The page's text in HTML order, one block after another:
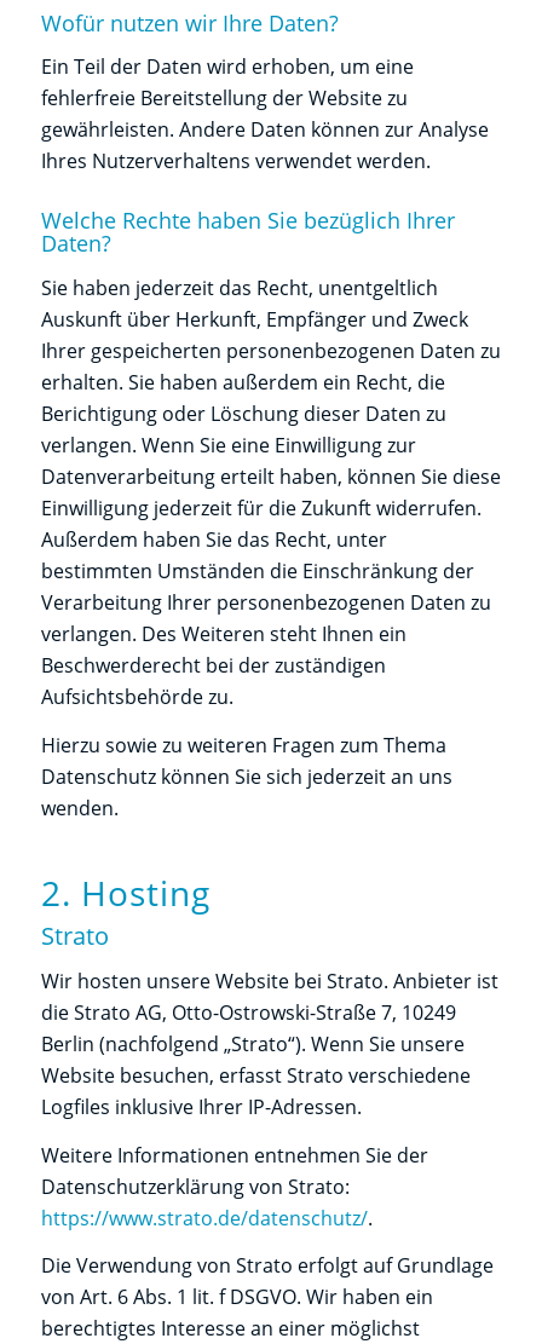
Wofür nutzen wir Ihre Daten?
Ein Teil der Daten wird erhoben, um eine
fehlerfreie Bereitstellung der Website zu
gewährleisten. Andere Daten können zur Analyse
Ihres Nutzerverhaltens verwendet werden.
Welche Rechte haben Sie bezüglich Ihrer
Daten?
Sie haben jederzeit das Recht, unentgeltlich
Auskunft über Herkunft, Empfänger und Zweck
Ihrer gespeicherten personenbezogenen Daten zu
erhalten. Sie haben außerdem ein Recht, die
Berichtigung oder Löschung dieser Daten zu
verlangen. Wenn Sie eine Einwilligung zur
Datenverarbeitung erteilt haben, können Sie diese
Einwilligung jederzeit für die Zukunft widerrufen.
Außerdem haben Sie das Recht, unter
bestimmten Umständen die Einschränkung der
Verarbeitung Ihrer personenbezogenen Daten zu
verlangen. Des Weiteren steht Ihnen ein
Beschwerderecht bei der zuständigen
Aufsichtsbehörde zu.
Hierzu sowie zu weiteren Fragen zum Thema
Datenschutz können Sie sich jederzeit an uns
wenden.
2. Hosting
Strato
Wir hosten unsere Website bei Strato. Anbieter ist
die Strato AG, Otto-Ostrowski-Straße 7, 10249
Berlin (nachfolgend „Strato“). Wenn Sie unsere
Website besuchen, erfasst Strato verschiedene
Logfiles inklusive Ihrer IP-Adressen.
Weitere Informationen entnehmen Sie der
Datenschutzerklärung von Strato:
https://www.strato.de/datenschutz/.
Die Verwendung von Strato erfolgt auf Grundlage
von Art. 6 Abs. 1 lit. f DSGVO. Wir haben ein
berechtigtes Interesse an einer möglichst